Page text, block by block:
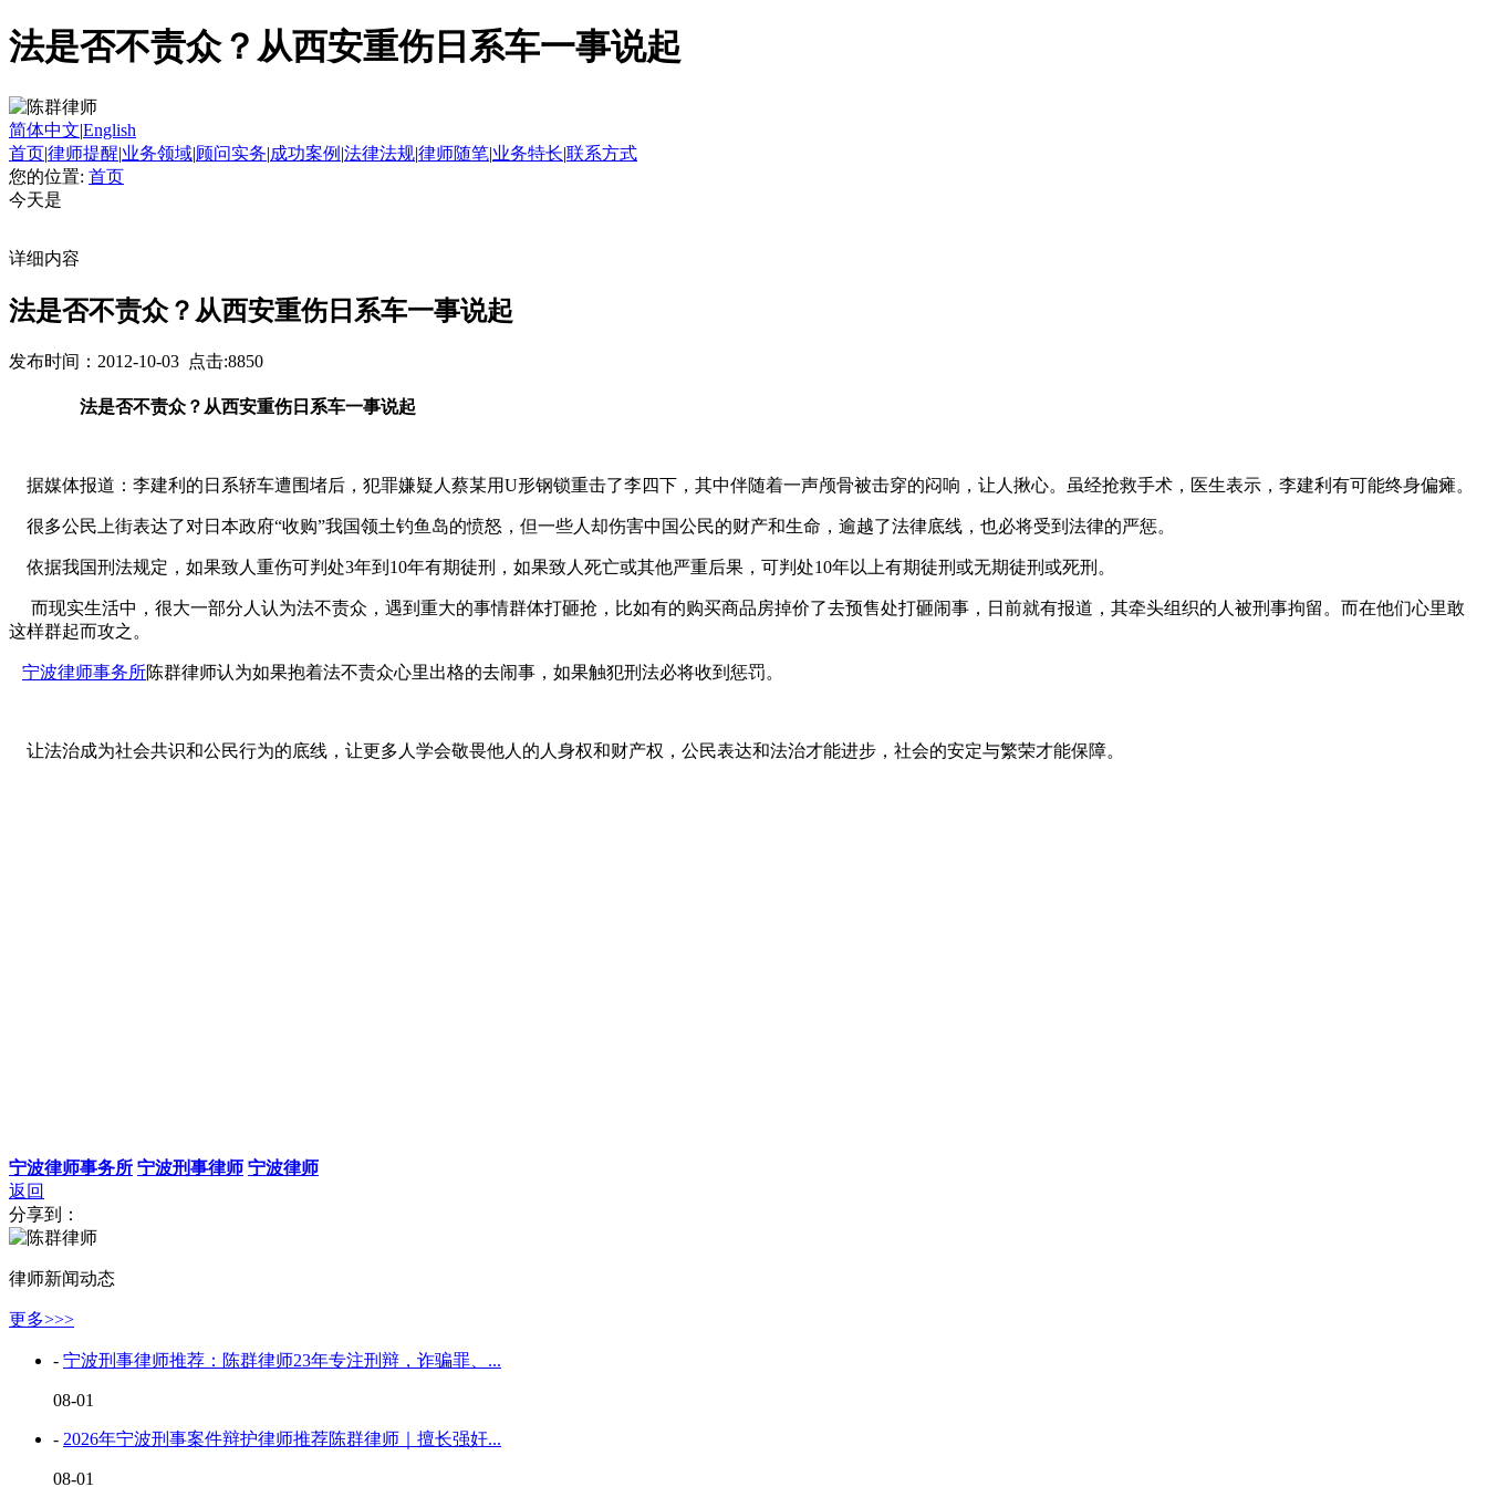
法是否不责众？从西安重伤日系车一事说起
简体中文|English
首页|律师提醒|业务领域|顾问实务|成功案例 |法律法规|律师随笔|业务特长|联系方式
您的位置: 首页
今天是
详细内容
法是否不责众？从西安重伤日系车一事说起
发布时间：2012-10-03 点击:8850
法是否不责众？从西安重伤日系车一事说起
据媒体报道：李建利的日系轿车遭围堵后，犯罪嫌疑人蔡某用U形钢锁重击了李四下，其中伴随着一声颅骨被击穿的闷响，让人揪心。虽经抢救手术，医生表示，李建利有可能终身偏瘫。
很多公民上街表达了对日本政府“收购”我国领土钓鱼岛的愤怒，但一些人却伤害中国公民的财产和生命，逾越了法律底线，也必将受到法律的严惩。
依据我国刑法规定，如果致人重伤可判处3年到10年有期徒刑，如果致人死亡或其他严重后果，可判处10年以上有期徒刑或无期徒刑或死刑。
而现实生活中，很大一部分人认为法不责众，遇到重大的事情群体打砸抢，比如有的购买商品房掉价了去预售处打砸闹事，日前就有报道，其牵头组织的人被刑事拘留。而在他们心里敢
这样群起而攻之。
宁波律师事务所陈群律师认为如果抱着法不责众心里出格的去闹事，如果触犯刑法必将收到惩罚。
让法治成为社会共识和公民行为的底线，让更多人学会敬畏他人的人身权和财产权，公民表达和法治才能进步，社会的安定与繁荣才能保障。
宁波律师事务所 宁波刑事律师 宁波律师
返回
分享到：
律师新闻动态
更多>>>
- 宁波刑事律师推荐：陈群律师23年专注刑辩，诈骗罪、...
08-01
- 2026年宁波刑事案件辩护律师推荐陈群律师｜擅长强奸...
08-01